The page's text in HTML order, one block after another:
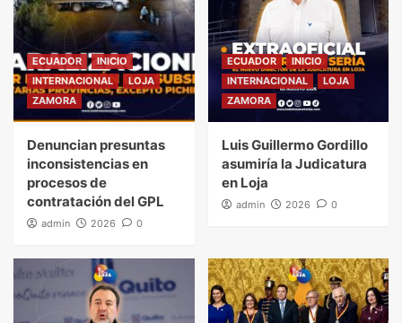
ECUADOR
INICIO
INTERNACIONAL
LOJA
ZAMORA
Denuncian presuntas
inconsistencias en
procesos de
contratación del GPL
admin 2026 0
ECUADOR
INICIO
INTERNACIONAL
LOJA
ZAMORA
Luis Guillermo Gordillo
asumiría la Judicatura
en Loja
admin 2026 0